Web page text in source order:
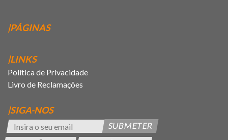
|PÁGINAS
|LINKS
Política de Privacidade
Livro de Reclamações
|SIGA-NOS
SUBMETER